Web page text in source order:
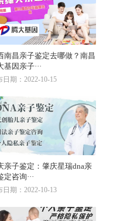
南昌亲子鉴定去哪做？南昌
基因亲子···
日期：2022-10-15
亲子鉴定：肇庆星瑞dna亲
定咨询···
日期：2022-10-13